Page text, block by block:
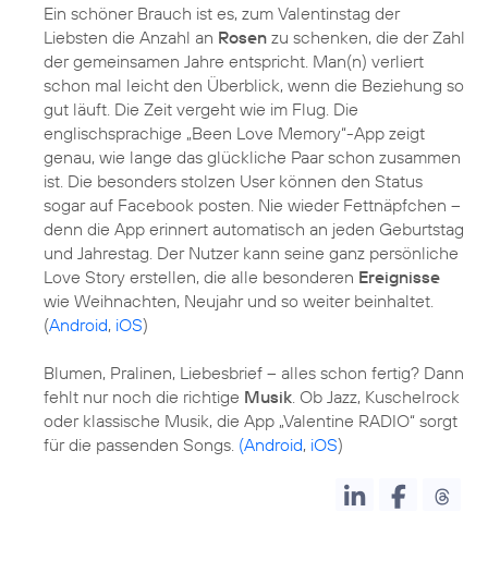
Ein schöner Brauch ist es, zum Valentinstag der
Liebsten die Anzahl an Rosen zu schenken, die der Zahl
der gemeinsamen Jahre entspricht. Man(n) verliert
schon mal leicht den Überblick, wenn die Beziehung so
gut läuft. Die Zeit vergeht wie im Flug. Die
englischsprachige „Been Love Memory“-App zeigt
genau, wie lange das glückliche Paar schon zusammen
ist. Die besonders stolzen User können den Status
sogar auf Facebook posten. Nie wieder Fettnäpfchen –
denn die App erinnert automatisch an jeden Geburtstag
und Jahrestag. Der Nutzer kann seine ganz persönliche
Love Story erstellen, die alle besonderen Ereignisse
wie Weihnachten, Neujahr und so weiter beinhaltet.
(Android, iOS)
Blumen, Pralinen, Liebesbrief – alles schon fertig? Dann
fehlt nur noch die richtige Musik . Ob Jazz, Kuschelrock
oder klassische Musik, die App „Valentine RADIO“ sorgt
für die passenden Songs. (Android, iOS)